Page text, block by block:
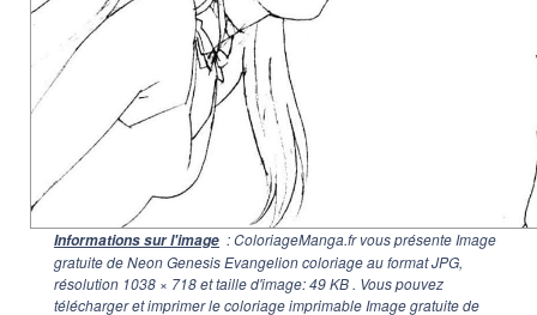
Informations sur l'image : ColoriageManga.fr vous présente Image
gratuite de Neon Genesis Evangelion coloriage au format JPG,
résolution 1038 × 718et taille d'image: 49 KB . Vous pouvez
télécharger et imprimer le coloriage imprimable Image gratuite de